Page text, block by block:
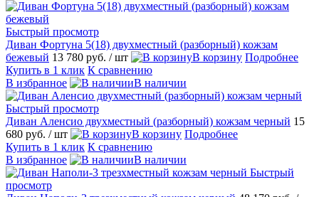
Быстрый просмотр
Диван Фортуна 5(18) двухместный (разборный) кожзам
бежевый 13 780 руб. / шт В корзину Подробнее
Купить в 1 клик К сравнению
В избранное
В наличии
Быстрый просмотр
Диван Аленсио двухместный (разборный) кожзам черный 15
680 руб. / шт В корзину Подробнее
Купить в 1 клик К сравнению
В избранное
В наличии
Быстрый
просмотр